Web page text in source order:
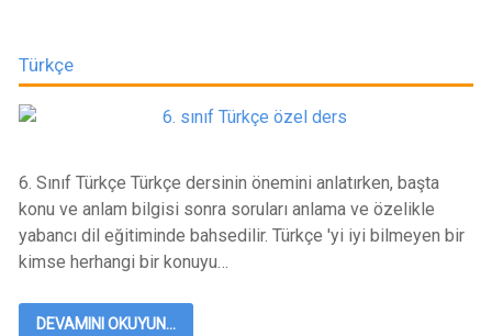
Türkçe
6. Sınıf Türkçe Türkçe dersinin önemini anlatırken, başta
konu ve anlam bilgisi sonra soruları anlama ve özelikle
yabancı dil eğitiminde bahsedilir. Türkçe 'yi iyi bilmeyen bir
kimse herhangi bir konuyu…
DEVAMINI OKUYUN...